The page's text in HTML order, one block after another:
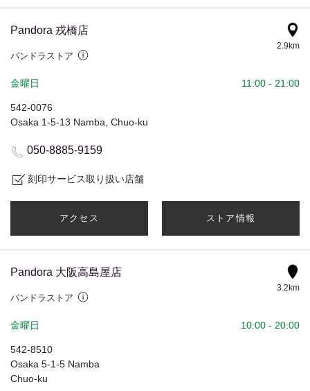
Pandora 戎橋店
パンドラストア
金曜日 11:00 - 21:00
2.9km
542-0076
Osaka 1-5-13 Namba, Chuo-ku
050-8885-9159
刻印サービス取り扱い店舗
アクセス ストア情報
Pandora 大阪高島屋店
パンドラストア
金曜日 10:00 - 20:00
3.2km
542-8510
Osaka 5-1-5 Namba
Chuo-ku